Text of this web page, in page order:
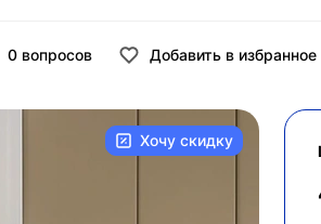
0 вопросов Добавить в избранное
Хочу скидку